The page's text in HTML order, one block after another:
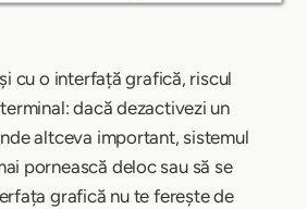
cu o interfață grafică, riscul
dacă dezactivezi un
altceva important, sistemul
pornească deloc sau să se
grafică nu te ferește de